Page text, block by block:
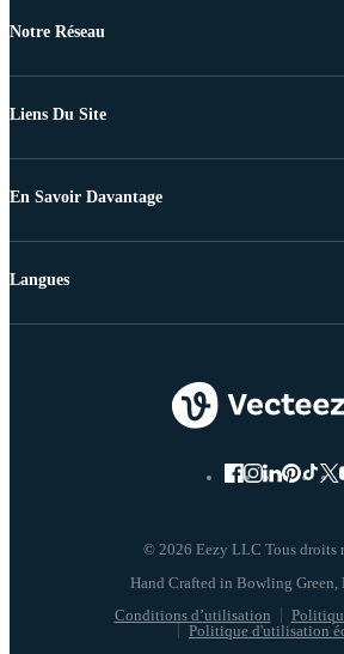
Notre Réseau
Liens Du Site
En Savoir Davantage
© 2026 Eezy LLC Tous droits
Conditions d’utilisation
Politique d'utilisation
Langues